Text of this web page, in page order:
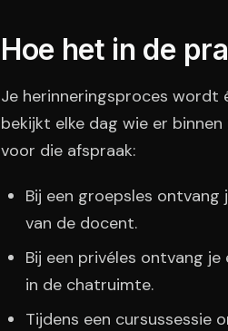
Hoe het in de
Je herinneringsproces wordt
bekijkt elke dag wie er
voor die afspraak:
Bij een groepsles
van de docent.
Bij een privéles ontvang
in de chatruimte.
Tijdens een cursussessie